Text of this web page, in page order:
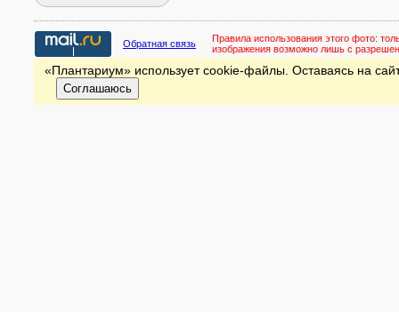
Обратная связь Правила использования этого фото:
изображения возможно лишь с
«Плантариум» использует cookie-файлы. Оставаясь на
Соглашаюсь